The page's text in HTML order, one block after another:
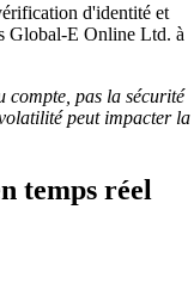
d'identité et
Global-E Online Ltd. à
compte, pas la sécurité
peut impacter la
temps réel